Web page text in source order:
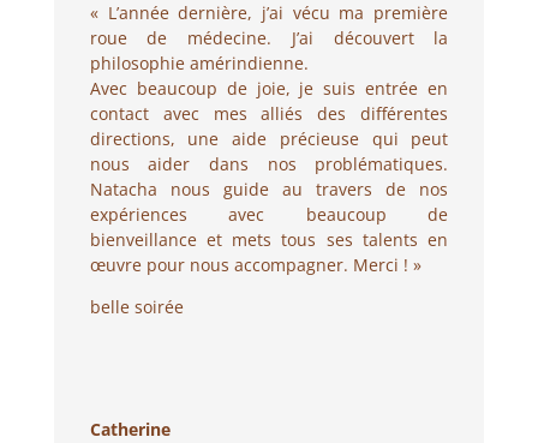
« L’année dernière, j’ai vécu ma première
roue de médecine. J’ai découvert la
philosophie amérindienne.
Avec beaucoup de joie, je suis entrée en
contact avec mes alliés des différentes
directions, une aide précieuse qui peut
nous aider dans nos problématiques.
Natacha nous guide au travers de nos
expériences avec beaucoup de
bienveillance et mets tous ses talents en
œuvre pour nous accompagner. Merci ! »
belle soirée
Catherine